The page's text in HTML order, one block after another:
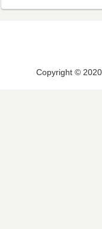
Copyright ©